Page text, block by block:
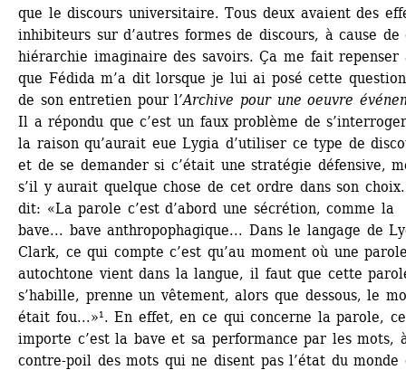
que le discours universitaire. Tous deux avaient des
inhibiteurs sur d’autres formes de discours, à cause de
hiérarchie imaginaire des savoirs. Ça me fait repenser
que Fédida m’a dit lorsque je lui ai posé cette
de son entretien pour l’Archive pour une oeuvre
Il a répondu que c’est un faux problème de
la raison qu’aurait eue Lygia d’utiliser ce type de
et de se demander si c’était une stratégie défensive,
s’il y aurait quelque chose de cet ordre dans son
dit: «La parole c’est d’abord une sécrétion, comme la
bave... bave anthropophagique... Dans le langage de
Clark, ce qui compte c’est qu’au moment où une
autochtone vient dans la langue, il faut que cette
s’habille, prenne un vêtement, alors que dessous, le
était fou...»¹. En effet, en ce qui concerne la parole,
importe c’est la bave et sa performance par les mots,
contre-poil des mots qui ne disent pas l’état du monde